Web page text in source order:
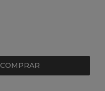
COMPRAR